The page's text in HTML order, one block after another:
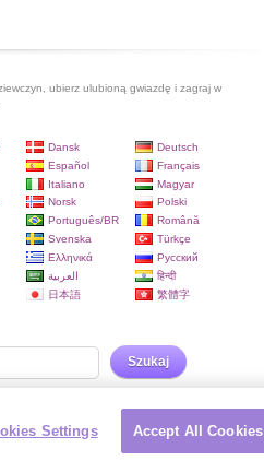
ubierz ulubioną gwiazdę i zagraj w
Dansk
Deutsch
Español
Français
Italiano
Magyar
Norsk
Polski
Português/BR
Română
Svenska
Türkçe
Ελληνικά
Русский
العربية
हिन्दी
日本語
繁體字
Szukaj
Settings Accept All Cookies